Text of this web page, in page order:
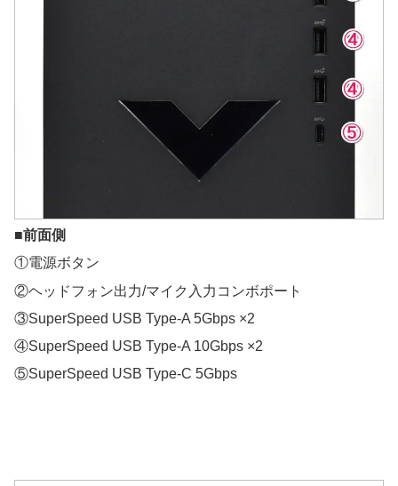
■前面側
①電源ボタン
②ヘッドフォン出力/マイク入力コンボポート
③SuperSpeed USB Type-A 5Gbps ×2
④SuperSpeed USB Type-A 10Gbps ×2
⑤SuperSpeed USB Type-C 5Gbps